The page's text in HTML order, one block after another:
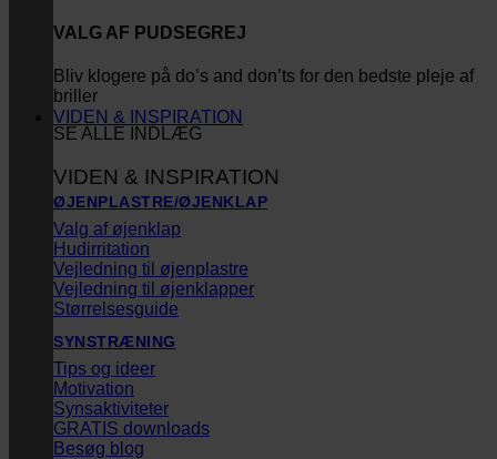
VALG AF PUDSEGREJ
Bliv klogere på do’s and don’ts for den bedste pleje af
briller
SE ALLE INDLÆG
VIDEN & INSPIRATION
VIDEN & INSPIRATION
ØJENPLASTRE/ØJENKLAP
Valg af øjenklap
Hudirritation
Vejledning til øjenplastre
Vejledning til øjenklapper
Størrelsesguide
SYNSTRÆNING
Tips og ideer
Motivation
Synsaktiviteter
GRATIS downloads
Besøg blog